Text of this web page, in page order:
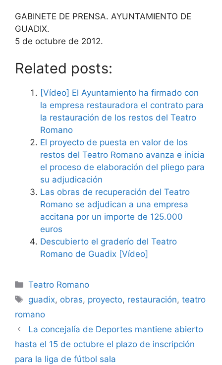
GABINETE DE PRENSA. AYUNTAMIENTO DE
GUADIX.
5 de octubre de 2012.
Related posts:
[Vídeo] El Ayuntamiento ha firmado con
la empresa restauradora el contrato para
la restauración de los restos del Teatro
Romano
El proyecto de puesta en valor de los
restos del Teatro Romano avanza e inicia
el proceso de elaboración del pliego para
su adjudicación
Las obras de recuperación del Teatro
Romano se adjudican a una empresa
accitana por un importe de 125.000
euros
Descubierto el graderío del Teatro
Romano de Guadix [Vídeo]
Categorías
Teatro Romano
Etiquetas
guadix, obras, proyecto, restauración,teatro
romano
La concejalía de Deportes mantiene abierto
hasta el 15 de octubre el plazo de inscripción
para la liga de fútbol sala